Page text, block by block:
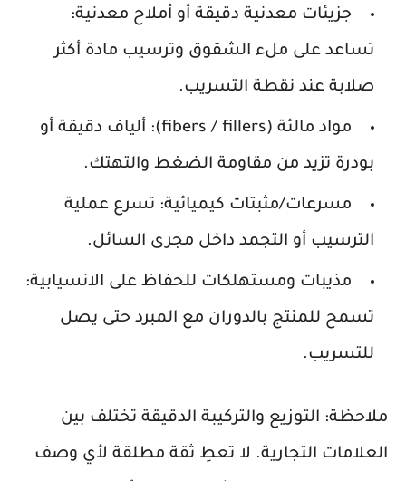
جزيئات معدنية دقيقة أو أملاح معدنية:
تساعد على ملء الشقوق وترسيب مادة أكثر
صلابة عند نقطة التسريب.
مواد مالئة (fibers / fillers)
: ألياف دقيقة أو
بودرة تزيد من مقاومة الضغط والتهتك.
مسرعات/مثبتات كيميائية: تسرع عملية
الترسيب أو التجمد داخل مجرى السائل.
مذيبات ومستهلكات للحفاظ على الانسيابية:
تسمح للمنتج بالدوران مع المبرد حتى يصل
للتسريب.
ملاحظة: التوزيع والتركيبة الدقيقة تختلف بين
العلامات التجارية. لا تعطِ ثقة مطلقة لأي وصف